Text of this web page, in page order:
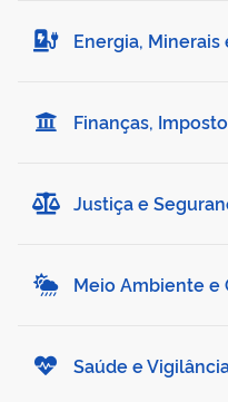
Energia,
Finanças,
Justiça e
Meio Ambiente e
Saúde e